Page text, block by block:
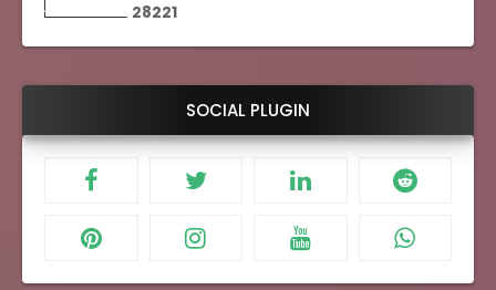
28221
SOCIAL PLUGIN